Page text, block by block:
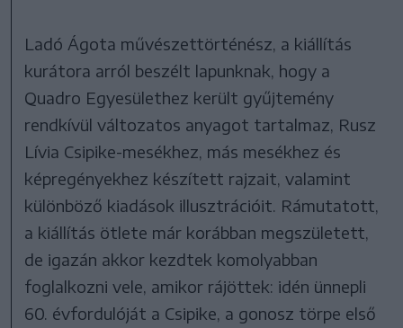
Ladó Ágota művészettörténész, a kiállítás
kurátora arról beszélt lapunknak, hogy a
Quadro Egyesülethez került gyűjtemény
rendkívül változatos anyagot tartalmaz, Rusz
Lívia Csipike-mesékhez, más mesékhez és
képregényekhez készített rajzait, valamint
különböző kiadások illusztrációit. Rámutatott,
a kiállítás ötlete már korábban megszületett,
de igazán akkor kezdtek komolyabban
foglalkozni vele, amikor rájöttek: idén ünnepli
60. évfordulóját a Csipike, a gonosz törpe első